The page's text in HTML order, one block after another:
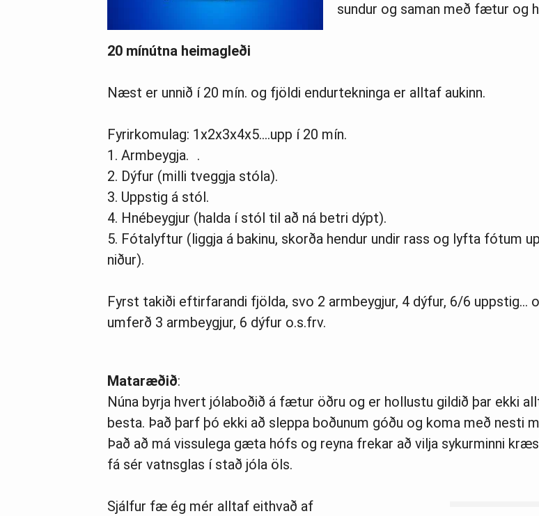
sundur og saman með fætur og
20 mínútna heimagleði
Næst er unnið í 20 mín. og fjöldi endurtekninga er alltaf aukinn.
Fyrirkomulag: 1x2x3x4x5….upp í 20 mín.
1. Armbeygja. .
2. Dýfur (milli tveggja stóla).
3. Uppstig á stól.
4. Hnébeygjur (halda í stól til að ná betri dýpt).
5. Fótalyftur (liggja á bakinu, skorða hendur undir rass og lyfta fótum
niður).
Fyrst takiði eftirfarandi fjölda, svo 2 armbeygjur, 4 dýfur, 6/6 uppstig…
umferð 3 armbeygjur, 6 dýfur o.s.frv.
Mataræðið:
Núna byrja hvert jólaboðið á fætur öðru og er hollustu gildið þar ekki
besta. Það þarf þó ekki að sleppa boðunum góðu og koma með nesti
Það að má vissulega gæta hófs og reyna frekar að vilja sykurminni
fá sér vatnsglas í stað jóla öls.
Sjálfur fæ ég mér alltaf eithvað af